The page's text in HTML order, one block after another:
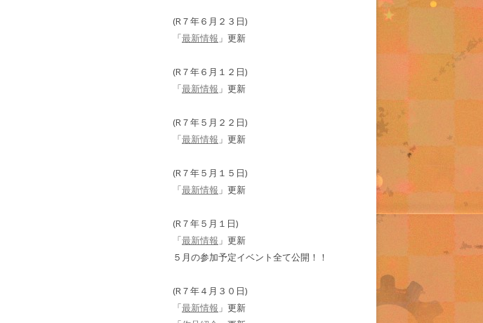
(R７年６月２３日)
「最新情報 」更新
(R７年６月１２日)
「最新情報 」更新
(R７年５月２２日)
「最新情報 」更新
(R７年５月１５日)
「最新情報 」更新
(R７年５月１日)
「最新情報 」更新
５月の参加予定イベント全て公開！！
(R７年４月３０日)
「最新情報 」更新